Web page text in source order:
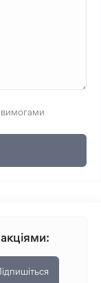
вимогами